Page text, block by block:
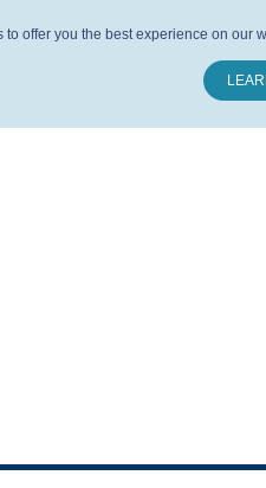
to offer you the best experience on our